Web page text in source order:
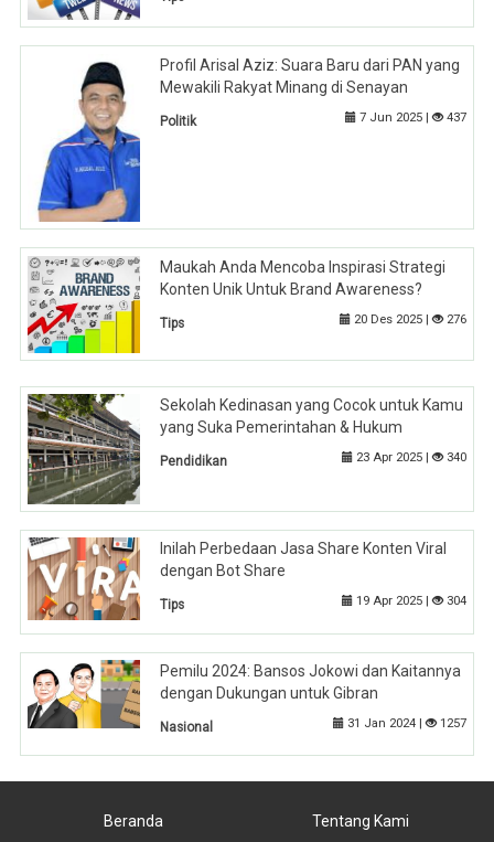
Profil Arisal Aziz: Suara Baru dari PAN yang
Mewakili Rakyat Minang di Senayan
Politik 7 Jun 2025 | 437
Maukah Anda Mencoba Inspirasi Strategi
Konten Unik Untuk Brand Awareness?
Tips 20 Des 2025 | 276
Sekolah Kedinasan yang Cocok untuk Kamu
yang Suka Pemerintahan & Hukum
Pendidikan 23 Apr 2025 | 340
Inilah Perbedaan Jasa Share Konten Viral
dengan Bot Share
Tips 19 Apr 2025 | 304
Pemilu 2024: Bansos Jokowi dan Kaitannya
dengan Dukungan untuk Gibran
Nasional 31 Jan 2024 | 1257
Beranda Tentang Kami